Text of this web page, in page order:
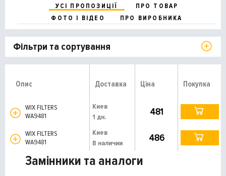
УСІ ПРОПОЗИЦІЇ
ПРО ТОВАР
ФОТО І ВІДЕО
ПРО ВИРОБНИКА
Фільтри та сортування
Опис Доставка Ціна Покупка
WIX FILTERS
WA9481
Киев
1 дн.
481
WIX FILTERS
WA9481
Киев
В наличии
486
Замінники та аналоги